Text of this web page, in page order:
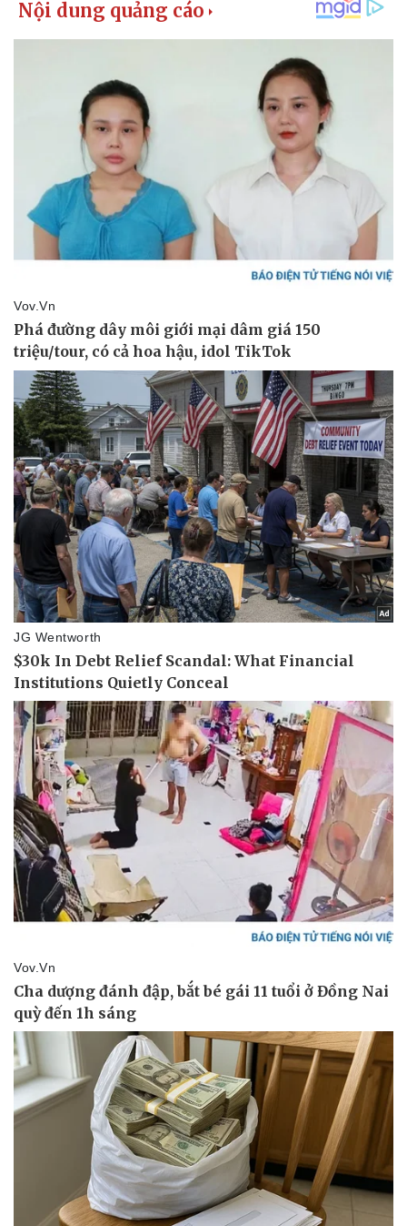
Pháp luật
Vụ án
Tin nóng
Tư vấn luật
Quân sự - Quốc phòng
Vũ khí
Việt Nam
Phân tích